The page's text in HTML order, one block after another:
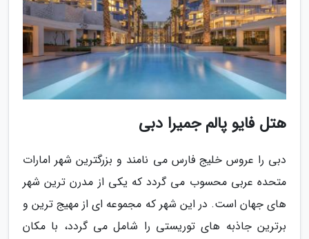
هتل فایو پالم جمیرا دبی
دبی را عروس خلیج فارس می نامند و بزرگترین شهر امارات
متحده عربی محسوب می گردد که یکی از مدرن ترین شهر
های جهان است. در این شهر که مجموعه ای از مهیج ترین و
برترین جاذبه های توریستی را شامل می گردد، با مکان